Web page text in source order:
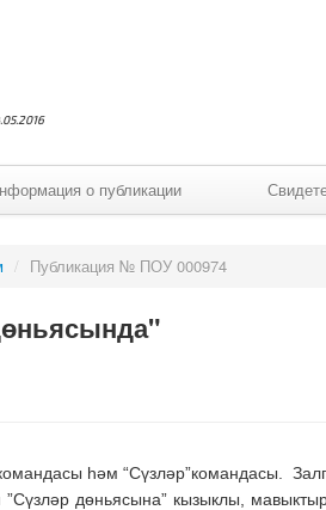
о публикации
/ Публикация № ПОУ 000974
һәм “Сүзләр”командасы.
”Сүзләр дөньясына” кызыклы,